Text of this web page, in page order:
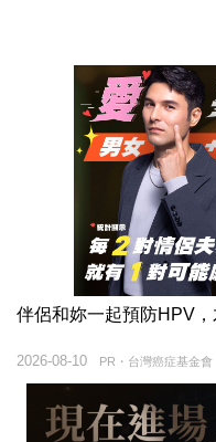
伴侶和妳一起預防HPV，
PR・台灣癌症基金會
2026-08-10